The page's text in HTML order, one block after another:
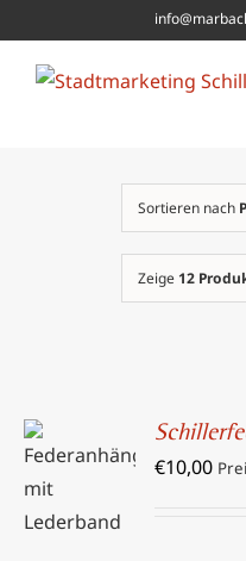
to
content
Sortieren nach
Zeige 12
IN DEN
WARENKORB
DETAILS
€10,00